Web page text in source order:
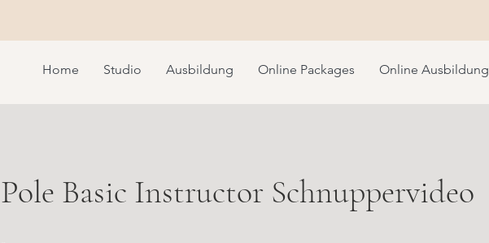
Home Studio Ausbildung Online Packages Online Ausbildung
Pole Basic Instructor Schnuppervideo